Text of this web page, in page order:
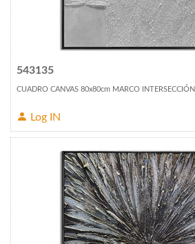
543135
CUADRO CANVAS 80x80cm MARCO INTERSECCIÓN
Log IN